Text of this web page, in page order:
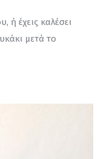
ή έχεις καλέσει
μετά το